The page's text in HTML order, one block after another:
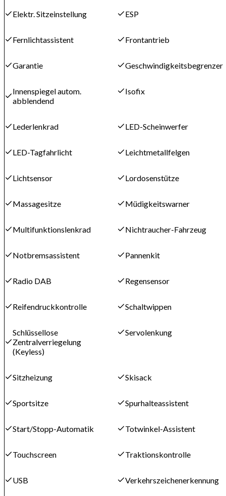
Elektr. Sitzeinstellung ESP
Fernlichtassistent Frontantrieb
Garantie Geschwindigkeitsbegrenzer
Innenspiegel autom.
abblendend
Isofix
Lederlenkrad LED-Scheinwerfer
LED-Tagfahrlicht Leichtmetallfelgen
Lichtsensor Lordosenstütze
Massagesitze Müdigkeitswarner
Multifunktionslenkrad Nichtraucher-Fahrzeug
Notbremsassistent Pannenkit
Radio DAB Regensensor
Reifendruckkontrolle Schaltwippen
Schlüssellose
Zentralverriegelung
(Keyless)
Servolenkung
Sitzheizung Skisack
Sportsitze Spurhalteassistent
Start/Stopp-Automatik Totwinkel-Assistent
Touchscreen Traktionskontrolle
USB Verkehrszeichenerkennung